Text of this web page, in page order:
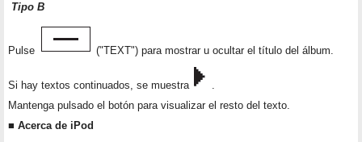
Tipo B
Pulse ("TEXT") para mostrar u ocultar el título del álbum.
Si hay textos continuados, se muestra
.
Mantenga pulsado el botón para visualizar el resto del texto.
■ Acerca de iPod